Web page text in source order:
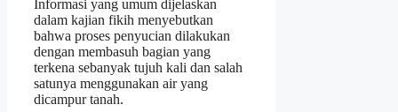
Informasi yang umum dijelaskan
dalam kajian fikih menyebutkan
bahwa proses penyucian dilakukan
dengan membasuh bagian yang
terkena sebanyak tujuh kali dan salah
satunya menggunakan air yang
dicampur tanah.